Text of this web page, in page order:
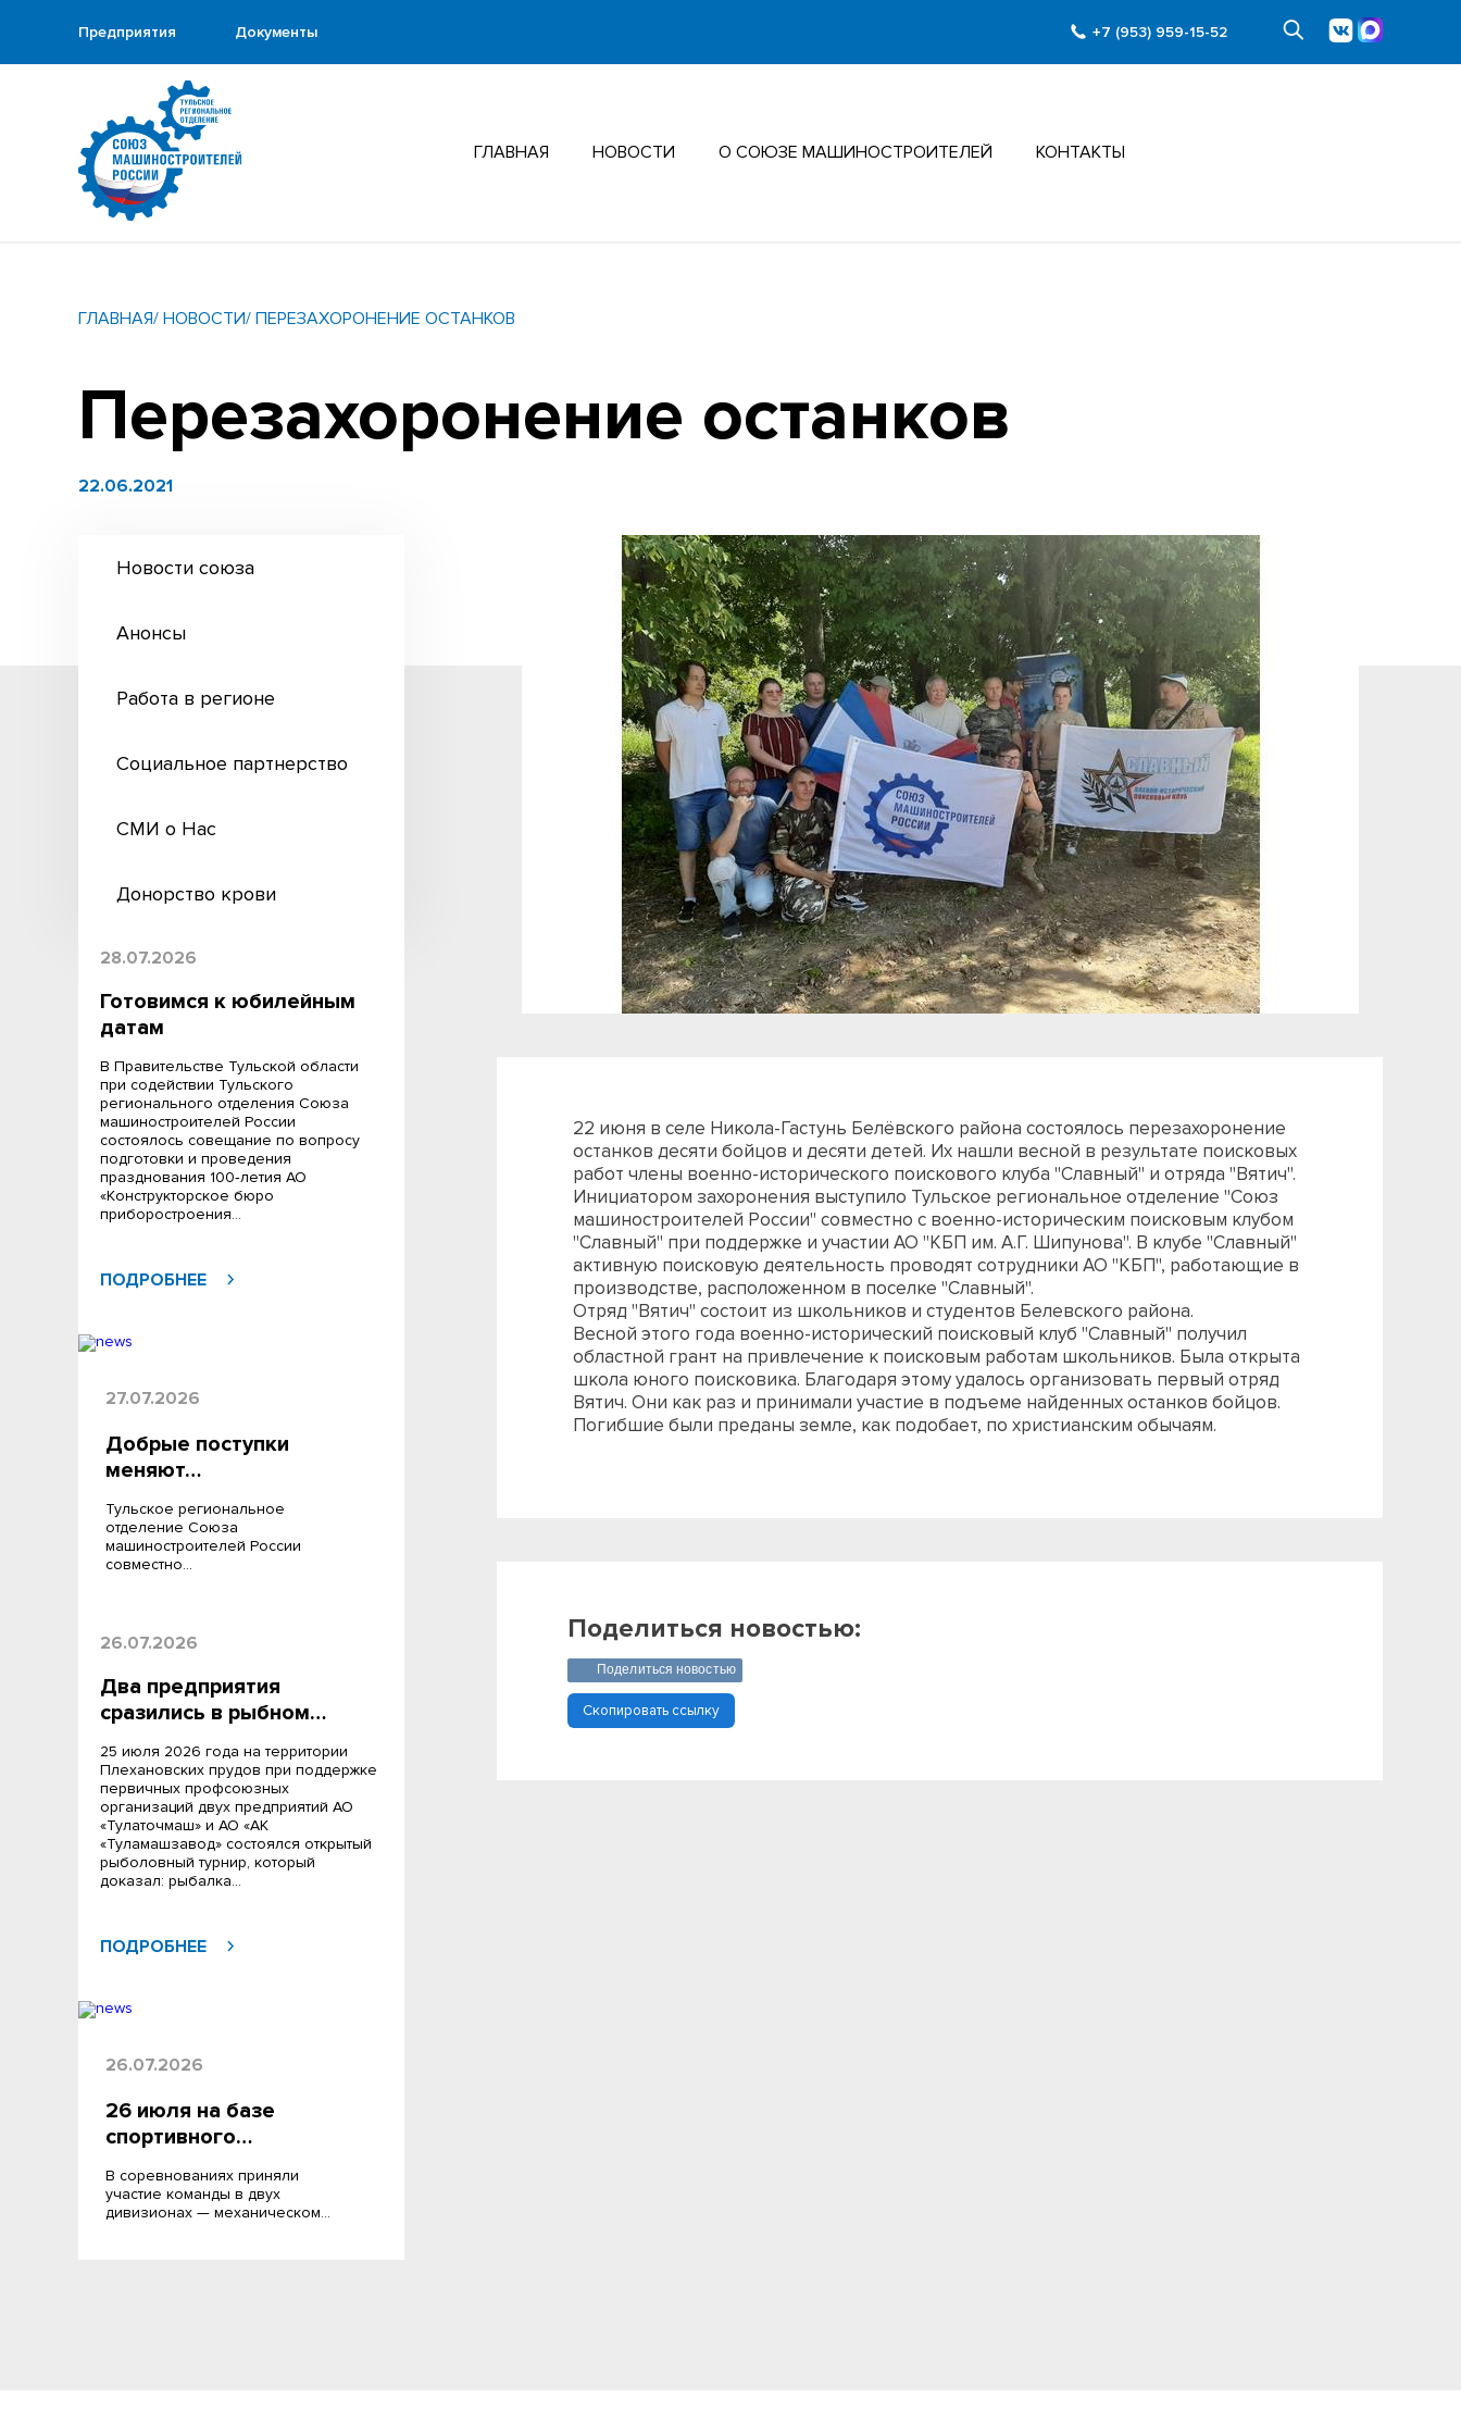
Предприятия Документы +7 (953) 959-15-52
ГЛАВНАЯ НОВОСТИ О СОЮЗЕ МАШИНОСТРОИТЕЛЕЙ КОНТАКТЫ
ГЛАВНАЯ/ НОВОСТИ/ ПЕРЕЗАХОРОНЕНИЕ ОСТАНКОВ
Перезахоронение останков
22.06.2021
Новости союза
Анонсы
Работа в регионе
Социальное партнерство
СМИ о Нас
Донорство крови
28.07.2026
Готовимся к юбилейным
датам
В Правительстве Тульской области
при содействии Тульского
регионального отделения Союза
машиностроителей России
состоялось совещание по вопросу
подготовки и проведения
празднования 100‑летия АО
«Конструкторское бюро
приборостроения…
ПОДРОБНЕЕ
27.07.2026
Добрые поступки
меняют…
Тульское региональное
отделение Союза
машиностроителей России
совместно…
26.07.2026
Два предприятия
сразились в рыбном…
25 июля 2026 года на территории
Плехановских прудов при поддержке
первичных профсоюзных
организаций двух предприятий АО
«Тулаточмаш» и АО «АК
«Туламашзавод» состоялся открытый
рыболовный турнир, который
доказал: рыбалка…
ПОДРОБНЕЕ
26.07.2026
26 июля на базе
спортивного…
В соревнованиях приняли
участие команды в двух
дивизионах — механическом…
22 июня в селе Никола-Гастунь Белёвского района состоялось перезахоронение
останков десяти бойцов и десяти детей. Их нашли весной в результате поисковых
работ члены военно-исторического поискового клуба "Славный" и отряда "Вятич".
Инициатором захоронения выступило Тульское региональное отделение "Союз
машиностроителей России" совместно с военно-историческим поисковым клубом
"Славный" при поддержке и участии АО "КБП им. А.Г. Шипунова". В клубе "Славный"
активную поисковую деятельность проводят сотрудники АО "КБП", работающие в
производстве, расположенном в поселке "Славный".
Отряд "Вятич" состоит из школьников и студентов Белевского района.
Весной этого года военно-исторический поисковый клуб "Славный" получил
областной грант на привлечение к поисковым работам школьников. Была открыта
школа юного поисковика. Благодаря этому удалось организовать первый отряд
Вятич. Они как раз и принимали участие в подъеме найденных останков бойцов.
Погибшие были преданы земле, как подобает, по христианским обычаям.
Поделиться новостью:
Поделиться новостью
Скопировать ссылку